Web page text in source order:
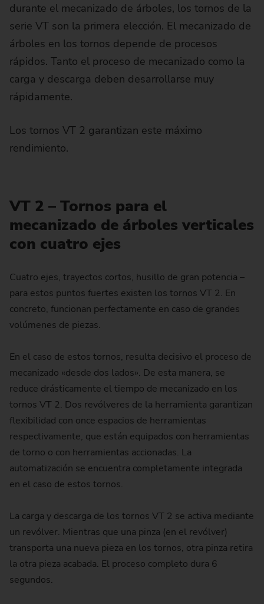
durante el mecanizado de árboles, los tornos de la
serie VT son la primera elección. El mecanizado de
árboles en los tornos depende de procesos
rápidos. Tanto el proceso de mecanizado como la
carga y descarga deben desarrollarse muy
rápidamente.
Los tornos VT 2 garantizan este máximo
rendimiento.
VT 2 – Tornos para el
mecanizado de árboles verticales
con cuatro ejes
Cuatro ejes, trayectos cortos, husillo de gran potencia –
para estos puntos fuertes existen los tornos VT 2. En
concreto, funcionan perfectamente en caso de grandes
volúmenes de piezas.
En el caso de estos tornos, resulta decisivo el proceso de
mecanizado «desde dos lados». De esta manera, se
reduce drásticamente el tiempo de mecanizado en los
tornos VT 2. Dos revólveres de la herramienta garantizan
flexibilidad con once espacios de herramientas
respectivamente, que están equipados con herramientas
de torno o con herramientas accionadas. La
automatización se encuentra completamente integrada
en el caso de estos tornos.
La carga y descarga de los tornos VT 2 se activa mediante
un revólver. Mientras que una pinza (en el revólver)
transporta una nueva pieza en los tornos, otra pinza retira
la otra pieza acabada. El proceso completo dura 6
segundos.
da su consentimiento para que
datos correspondientes de